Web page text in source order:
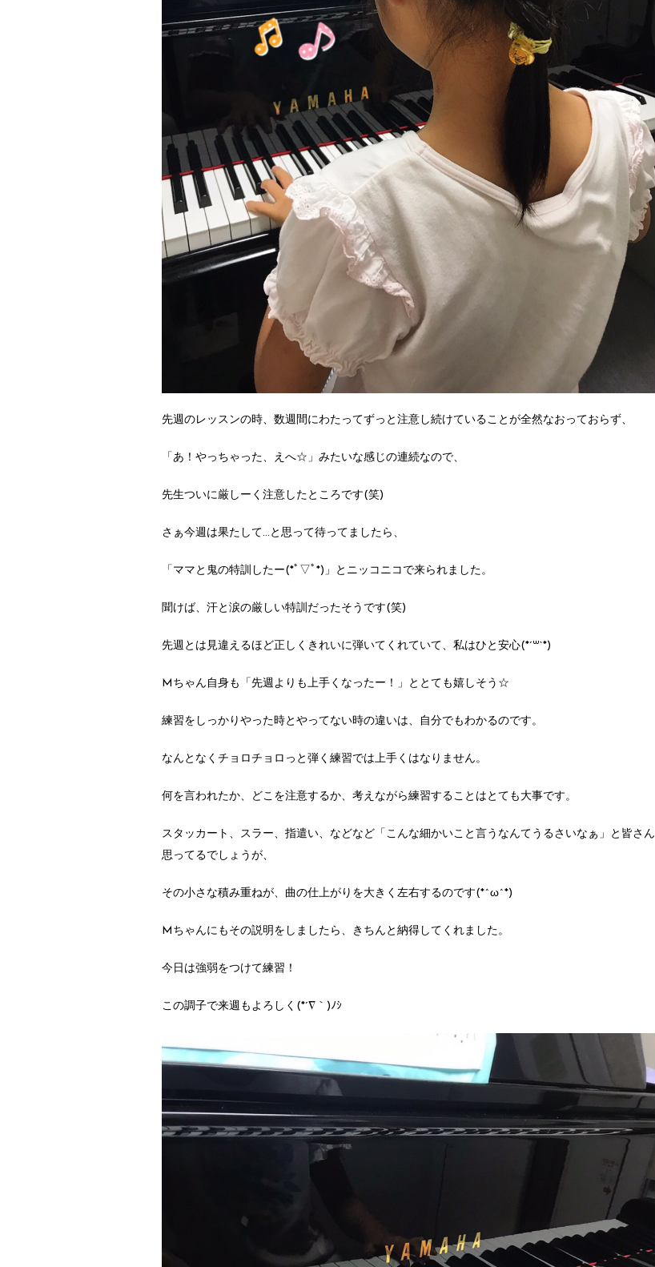
先週のレッスンの時、数週間にわたってずっと注意し続けていることが全然なおっておらず、
「あ！やっちゃった、えへ☆」みたいな感じの連続なので、
先生ついに厳しーく注意したところです(笑)
さぁ今週は果たして…と思って待ってましたら、
「ママと鬼の特訓したー(*ﾟ▽ﾟ*)」とニッコニコで来られました。
聞けば、汗と涙の厳しい特訓だったそうです(笑)
先週とは見違えるほど正しくきれいに弾いてくれていて、私はひと安心(*´꒳`*)
Mちゃん自身も「先週よりも上手くなったー！」ととても嬉しそう☆
練習をしっかりやった時とやってない時の違いは、自分でもわかるのです。
なんとなくチョロチョロっと弾く練習では上手くはなりません。
何を言われたか、どこを注意するか、考えながら練習することはとても大事です。
スタッカート、スラー、指遣い、などなど「こんな細かいこと言うなんてうるさいなぁ」と皆さん
思ってるでしょうが、
その小さな積み重ねが、曲の仕上がりを大きく左右するのです(*^ω^*)
Mちゃんにもその説明をしましたら、きちんと納得してくれました。
今日は強弱をつけて練習！
この調子で来週もよろしく(*´∇｀)ﾉｼ